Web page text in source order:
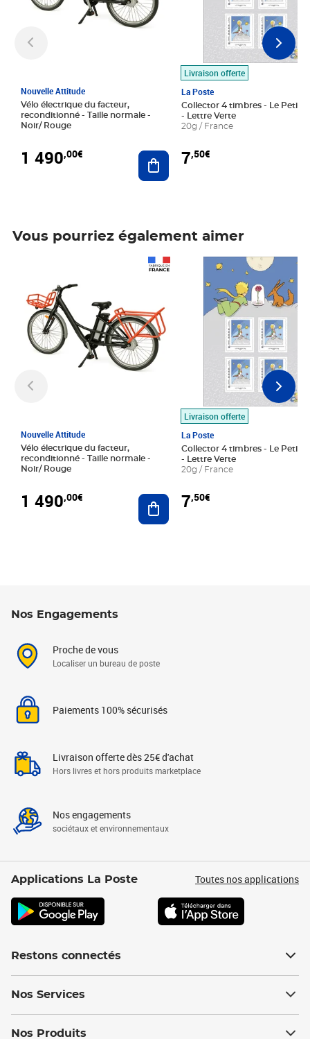
Nouvelle Attitude
Vélo électrique du facteur,
reconditionné - Taille normale -
Noir/ Rouge
1 490,00€ Ajouter au panier
Livraison offerte
La Poste
Collector 4 timbres - Le Petit
- Lettre Verte
20g / France
7,50€
Vous pourriez également aimer
Nouvelle Attitude
Vélo électrique du facteur,
reconditionné - Taille normale -
Noir/ Rouge
1 490,00€ Ajouter au panier
Livraison offerte
La Poste
Collector 4 timbres - Le Petit
- Lettre Verte
20g / France
7,50€
Prix 7,50€
Nos Engagements
Proche de vous
Localiser un bureau de poste
Paiements 100% sécurisés
Livraison offerte dès 25€ d'achat
Hors livres et hors produits marketplace
Nos engagements
sociétaux et environnementaux
Applications La Poste Toutes nos applications
Restons connectés
Nos Services
Nos Produits